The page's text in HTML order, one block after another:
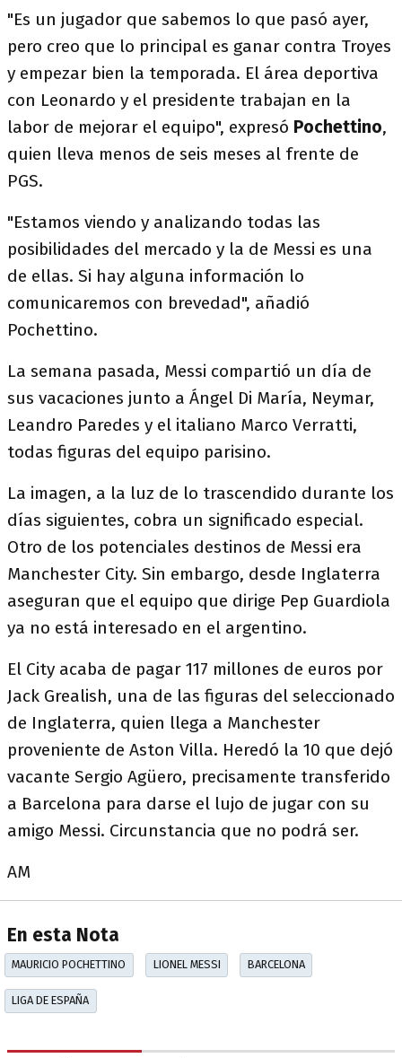
"Es un jugador que sabemos lo que pasó ayer,
pero creo que lo principal es ganar contra Troyes
y empezar bien la temporada. El área deportiva
con Leonardo y el presidente trabajan en la
labor de mejorar el equipo", expresó Pochettino,
quien lleva menos de seis meses al frente de
PGS.
"Estamos viendo y analizando todas las
posibilidades del mercado y la de Messi es una
de ellas. Si hay alguna información lo
comunicaremos con brevedad", añadió
Pochettino.
La semana pasada, Messi compartió un día de
sus vacaciones junto a Ángel Di María, Neymar,
Leandro Paredes y el italiano Marco Verratti,
todas figuras del equipo parisino.
La imagen, a la luz de lo trascendido durante los
días siguientes, cobra un significado especial.
Otro de los potenciales destinos de Messi era
Manchester City. Sin embargo, desde Inglaterra
aseguran que el equipo que dirige Pep Guardiola
ya no está interesado en el argentino.
El City acaba de pagar 117 millones de euros por
Jack Grealish, una de las figuras del seleccionado
de Inglaterra, quien llega a Manchester
proveniente de Aston Villa. Heredó la 10 que dejó
vacante Sergio Agüero, precisamente transferido
a Barcelona para darse el lujo de jugar con su
amigo Messi. Circunstancia que no podrá ser.
AM
En esta Nota
MAURICIO POCHETTINO LIONEL MESSI BARCELONA
LIGA DE ESPAÑA